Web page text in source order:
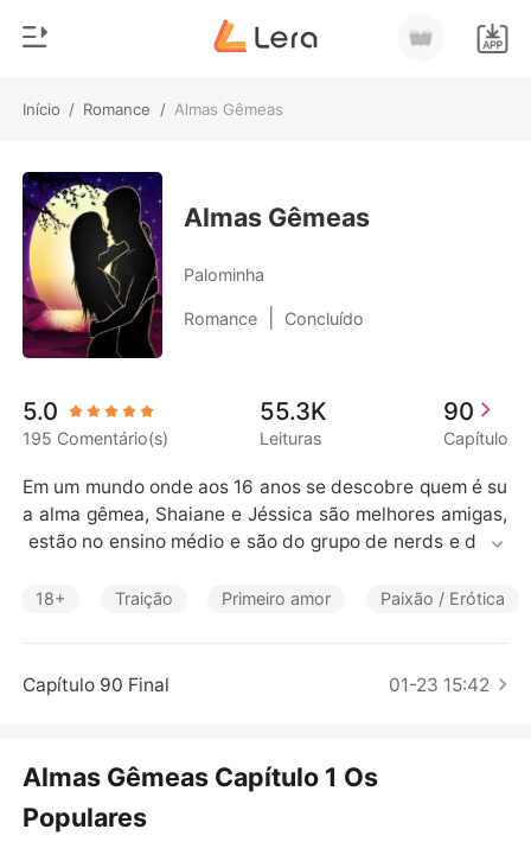
Início / Romance / Almas Gêmeas
Loja
Histórico
Sair
Baixar App
Gênero
Moderno
Lobisomem
Contos
Bilionários
Contos Curtos
Almas Gêmeas
Palominha
Romance Concluído
5.0
195 Comentário(s)
55.3K
Leituras
90
Capítulo
Em um mundo onde aos 16 anos se descobre quem é su
a alma gêmea, Shaiane e Jéssica são melhores amigas,
estão no ensino médio e são do grupo de nerds e desc
ulares da escola, uma história de amor e desafios.
18+ Traição Primeiro amor Paixão / Erótica
Capítulo 90 Final 01-23 15:42
Almas Gêmeas Capítulo 1 Os
Populares